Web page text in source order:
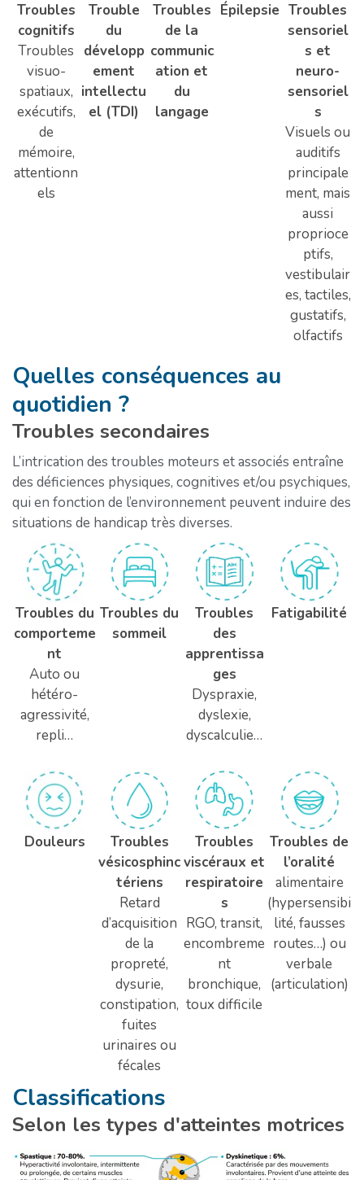
Troubles
cognitifs
Troubles
visuo-
spatiaux,
exécutifs,
de
mémoire,
attentionn
els
Trouble
du
développ
ement
intellectu
el (TDI)
Troubles
de la
communic
ation et
du
langage
Épilepsie Troubles
sensoriel
s et
neuro-
sensoriel
s
Visuels ou
auditifs
principale
ment, mais
aussi
proprioce
ptifs,
vestibulair
es, tactiles,
gustatifs,
olfactifs
Quelles conséquences au
quotidien ?
Troubles secondaires
L’intrication des troubles moteurs et associés entraîne
des déficiences physiques, cognitives et/ou psychiques,
qui en fonction de l’environnement peuvent induire des
situations de handicap très diverses.
Troubles du
comporteme
nt
Auto ou
hétéro-
agressivité,
repli…
Troubles du
sommeil
Troubles
des
apprentissa
ges
Dyspraxie,
dyslexie,
dyscalculie…
Fatigabilité
Douleurs
Troubles
vésicosphinc
tériens
Retard
d’acquisition
de la
propreté,
dysurie,
constipation,
fuites
urinaires ou
fécales
Troubles
viscéraux et
respiratoire
s
RGO, transit,
encombreme
nt
bronchique,
toux difficile
Troubles de
l’oralité
alimentaire
(hypersensibi
lité, fausses
routes…) ou
verbale
(articulation)
Classifications
Selon les types d'atteintes motrices